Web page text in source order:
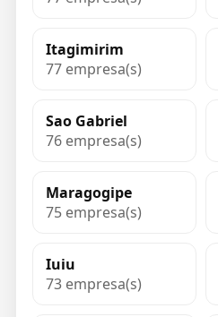
Itagimirim
77 empresa(s)
Sao Gabriel
76 empresa(s)
Maragogipe
75 empresa(s)
Iuiu
73 empresa(s)